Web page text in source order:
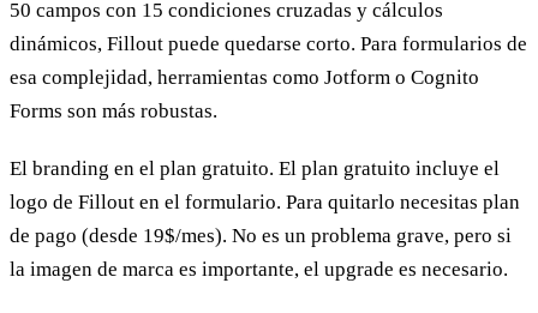
50 campos con 15 condiciones cruzadas y cálculos
dinámicos, Fillout puede quedarse corto. Para formularios de
esa complejidad, herramientas como Jotform o Cognito
Forms son más robustas.
El branding en el plan gratuito. El plan gratuito incluye el
logo de Fillout en el formulario. Para quitarlo necesitas plan
de pago (desde 19$/mes). No es un problema grave, pero si
la imagen de marca es importante, el upgrade es necesario.